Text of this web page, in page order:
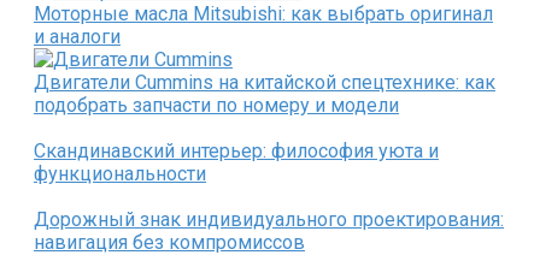
Моторные масла Mitsubishi: как выбрать оригинал
и аналоги
Двигатели Cummins на китайской спецтехнике: как
подобрать запчасти по номеру и модели
Скандинавский интерьер: философия уюта и
функциональности
Дорожный знак индивидуального проектирования:
навигация без компромиссов